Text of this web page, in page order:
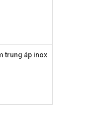
trung áp inox